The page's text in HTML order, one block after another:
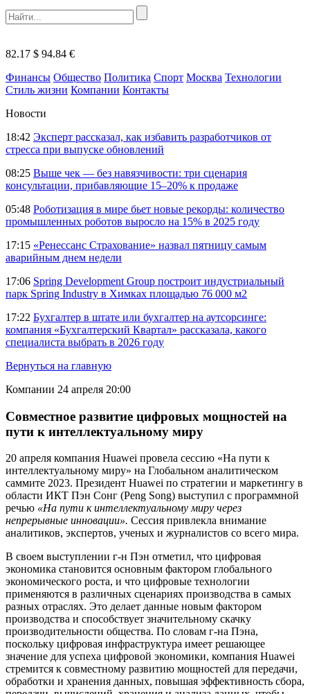
82.17 $ 94.84 €
Финансы Общество Политика Спорт Москва Технологии
Стиль жизни Компании Контакты
Новости
18:42 Эксперт рассказал, как избавить разработчиков от
стресса при выпуске обновлений
08:25 Выше чек — без навязчивости: три сценария
консультации, прибавляющие 15–20% к продаже
05:48 Роботизация в мире бьет новые рекорды: количество
промышленных роботов выросло на 15% в 2025 году
17:15 «Ренессанс Страхование» назвал пятницу самым
аварийным днем недели
17:06 Spring Development Group построит индустриальный
парк Spring Industry в Химках площадью 76 000 м2
17:22 Бухгалтер в штате или бухгалтер на аутсорсинге:
компания «Бухгалтерский Квартал» рассказала, какого
специалиста выбрать в 2026 году
Вернуться на главную
Компании 24 апреля 20:00
Совместное развитие цифровых мощностей на
пути к интеллектуальному миру
20 апреля компания Huawei провела сессию «На пути к
интеллектуальному миру» на Глобальном аналитическом
саммите 2023. Президент Huawei по стратегии и маркетингу в
области ИКТ Пэн Сонг (Peng Song) выступил с программной
речью «На пути к интеллектуальному миру через
непрерывные инновации». Сессия привлекла внимание
аналитиков, экспертов, ученых и журналистов со всего мира.
В своем выступлении г-н Пэн отметил, что цифровая
экономика становится основным фактором глобального
экономического роста, и что цифровые технологии
применяются в различных сценариях производства в самых
разных отраслях. Это делает данные новым фактором
производства и способствует значительному скачку
производительности общества. По словам г-на Пэна,
поскольку цифровая инфраструктура имеет решающее
значение для успеха цифровой экономики, компания Huawei
стремится к совместному развитию мощностей для передачи,
обработки и хранения данных, повышая эффективность сбора,